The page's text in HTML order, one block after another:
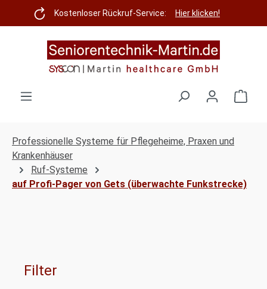
Zum Hauptinhalt springen
Kostenloser Rückruf-Service: Hier klicken!
Professionelle Systeme für Pflegeheime, Praxen und
Krankenhäuser
Ruf-Systeme
auf Profi-Pager von Gets (überwachte Funkstrecke)
Filter